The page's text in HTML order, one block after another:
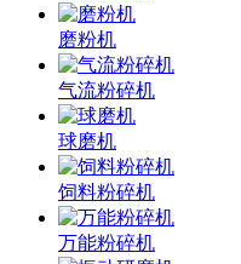
磨粉机
气流粉碎机
球磨机
饲料粉碎机
万能粉碎机